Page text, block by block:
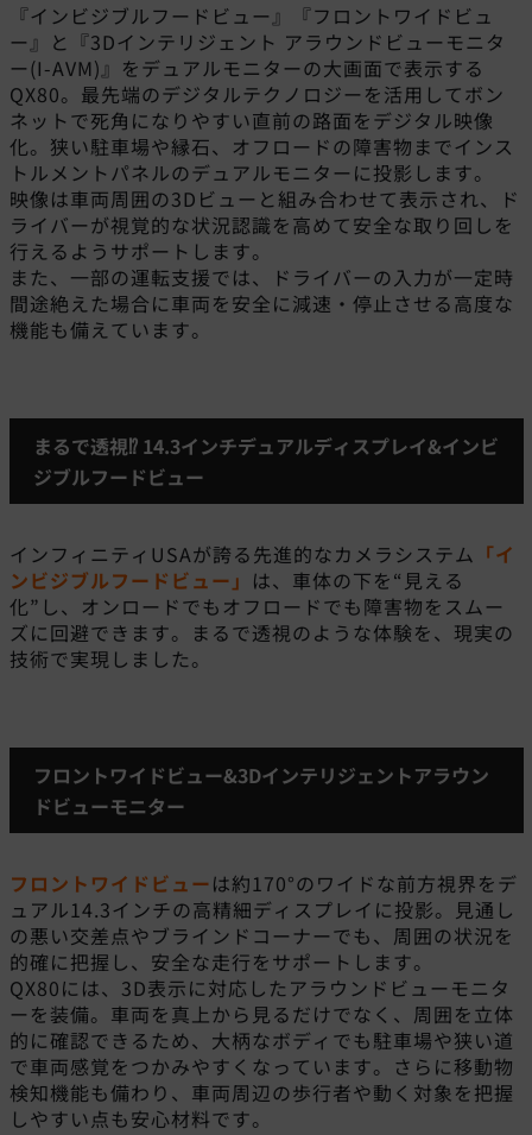
『インビジブルフードビュー』『フロントワイドビュ
ー』と『3Dインテリジェント アラウンドビューモニタ
ー(I-AVM)』をデュアルモニターの大画面で表示する
QX80。最先端のデジタルテクノロジーを活用してボン
ネットで死角になりやすい直前の路面をデジタル映像
化。狭い駐車場や縁石、オフロードの障害物までインス
トルメントパネルのデュアルモニターに投影します。
映像は車両周囲の3Dビューと組み合わせて表示され、ド
ライバーが視覚的な状況認識を高めて安全な取り回しを
行えるようサポートします。
また、一部の運転支援では、ドライバーの入力が一定時
間途絶えた場合に車両を安全に減速・停止させる高度な
機能も備えています。
まるで透視⁉ 14.3インチデュアルディスプレイ&インビ
ジブルフードビュー
インフィニティUSAが誇る先進的なカメラシステム 「イ
ンビジブルフードビュー」 は、車体の下を“見える
化”し、オンロードでもオフロードでも障害物をスムー
ズに回避できます。まるで透視のような体験を、現実の
技術で実現しました。
フロントワイドビュー&3Dインテリジェントアラウン
ドビューモニター
フロントワイドビューは約170°のワイドな前方視界をデ
ュアル14.3インチの高精細ディスプレイに投影。見通し
の悪い交差点やブラインドコーナーでも、周囲の状況を
的確に把握し、安全な走行をサポートします。
QX80には、3D表示に対応したアラウンドビューモニタ
ーを装備。車両を真上から見るだけでなく、周囲を立体
的に確認できるため、大柄なボディでも駐車場や狭い道
で車両感覚をつかみやすくなっています。さらに移動物
検知機能も備わり、車両周辺の歩行者や動く対象を把握
しやすい点も安心材料です。